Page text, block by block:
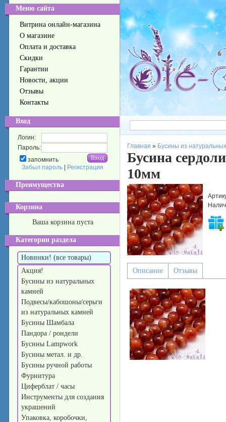
Меню сайта
Витрина онлайн-магазина
О магазине
Оплата и доставка
Скидки
Гарантии
Новости, акции
Отзывы
Контакты
Вход
Логин:
Пароль:
запомнить
Забыл пароль
Регистрация
Преимущества
Корзина
Ваша корзина пуста
Категории раздела
Новинки! (все товары)
Акция!
Бусины из натуральных
камней
Подвесы/кабошоны/серьги
из натуральных камней
Бусины Шамбала
Пандора / рондели
Бусины Lampwork
Бусины метал. и др.
Бусины ручной работы
Фурнитура
Циферблат / часы
Инструменты для создания
украшений
Упаковка, коробочки,
Главная » Бусины из
Бусина
10мм
Описание Отзывы